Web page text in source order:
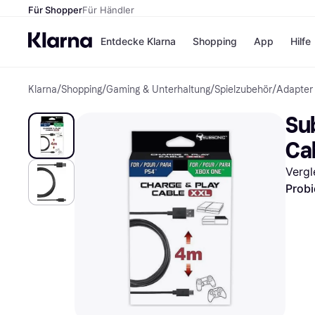
Für ShopperFür Händler
Entdecke Klarna
Zahlungsmethoden
Bezahle in 3
Bezahle in bis zu 30
Ratenzahlung
Shopping
Shops
eBay
Temu
SHEIN
App Hilfe
Klarna/Shopping/Gaming & Unterhaltung/Spielzubehör/Adapter